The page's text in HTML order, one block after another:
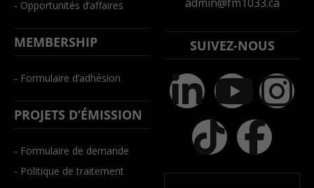
- Opportunités d’affaires
MEMBERSHIP
- Formulaire d’adhésion
PROJETS D’ÉMISSION
- Formulaire de demande
- Politique de traitement
SUIVEZ-NOUS